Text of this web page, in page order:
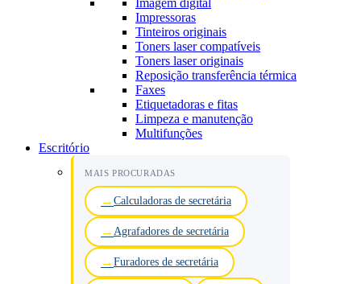
Imagem digital
Impressoras
Tinteiros originais
Toners laser compatíveis
Toners laser originais
Reposição transferência térmica
Faxes
Etiquetadoras e fitas
Limpeza e manutenção
Multifunções
Escritório
MAIS PROCURADAS
Calculadoras de secretária
Agrafadores de secretária
Furadores de secretária